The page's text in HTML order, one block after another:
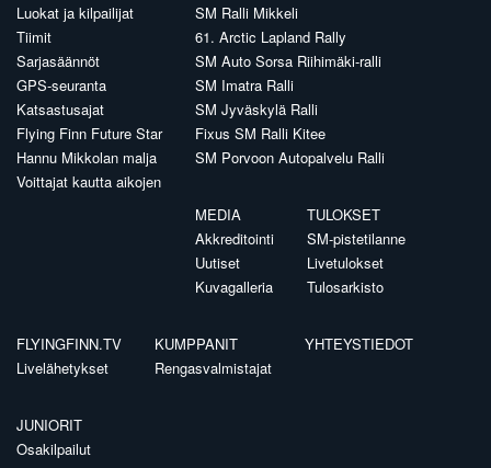
Luokat ja kilpailijat
Tiimit
Sarjasäännöt
GPS-seuranta
Katsastusajat
Flying Finn Future Star
Hannu Mikkolan malja
Voittajat kautta aikojen
SM Ralli Mikkeli
61. Arctic Lapland Rally
SM Auto Sorsa Riihimäki-ralli
SM Imatra Ralli
SM Jyväskylä Ralli
Fixus SM Ralli Kitee
SM Porvoon Autopalvelu Ralli
MEDIA
Akkreditointi
Uutiset
Kuvagalleria
TULOKSET
SM-pistetilanne
Livetulokset
Tulosarkisto
FLYINGFINN.TV
Livelähetykset
KUMPPANIT
Rengasvalmistajat
YHTEYSTIEDOT
JUNIORIT
Osakilpailut